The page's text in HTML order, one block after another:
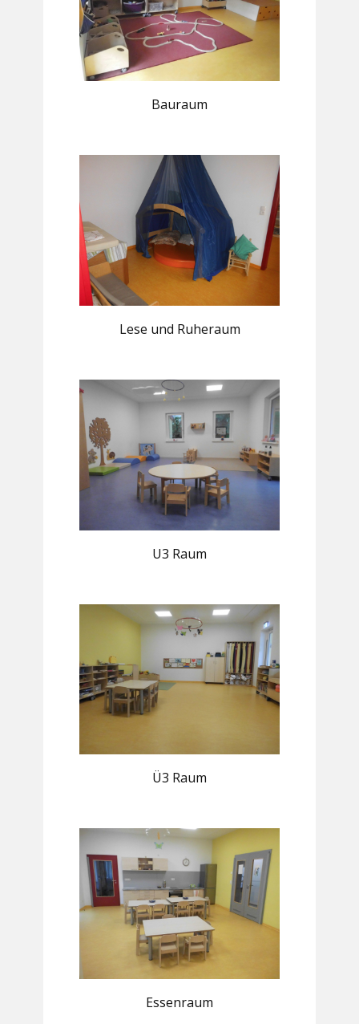
Bauraum
Lese und Ruheraum
U3 Raum
Ü3 Raum
Essenraum